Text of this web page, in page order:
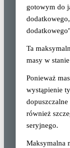
gotowym do
Ta
masy w
Ponieważ
wystąpienie
również
seryjnego.
Maksymalna